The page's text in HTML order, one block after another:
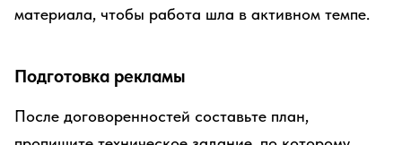
материала, чтобы работа шла в активном темпе.
Подготовка рекламы
После договоренностей составьте план,